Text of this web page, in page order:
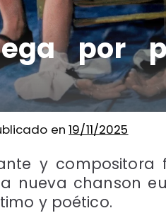
por
en19/11/2025
y compositora
nueva chanson
y poético.